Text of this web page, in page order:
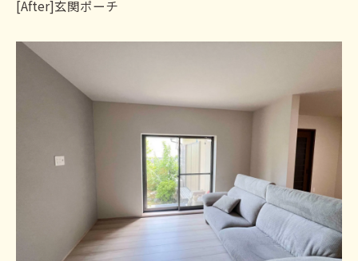
[After]玄関ポーチ